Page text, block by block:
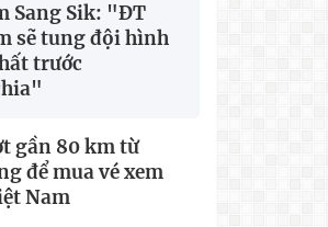
Sang Sik: "ĐT
sẽ tung đội hình
trước
gần 80 km từ
để mua vé xem
Nam